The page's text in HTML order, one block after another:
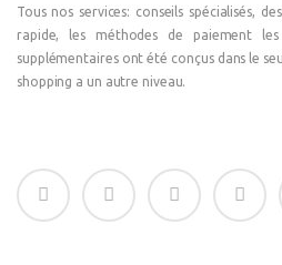
Tous nos services: conseils spécialisés,
rapide, les méthodes de paiement les
supplémentaires ont été conçus dans le
shopping a un autre niveau.